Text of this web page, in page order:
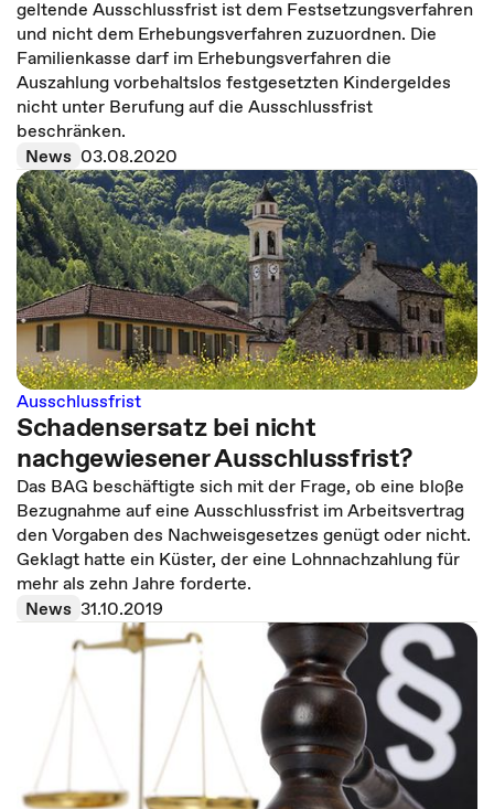
geltende Ausschlussfrist ist dem Festsetzungsverfahren
und nicht dem Erhebungsverfahren zuzuordnen. Die
Familienkasse darf im Erhebungsverfahren die
Auszahlung vorbehaltslos festgesetzten Kindergeldes
nicht unter Berufung auf die Ausschlussfrist
beschränken.
News 03.08.2020
Ausschlussfrist
Schadensersatz bei nicht
nachgewiesener Ausschlussfrist?
Das BAG beschäftigte sich mit der Frage, ob eine bloße
Bezugnahme auf eine Ausschlussfrist im Arbeitsvertrag
den Vorgaben des Nachweisgesetzes genügt oder nicht.
Geklagt hatte ein Küster, der eine Lohnnachzahlung für
mehr als zehn Jahre forderte.
News 31.10.2019